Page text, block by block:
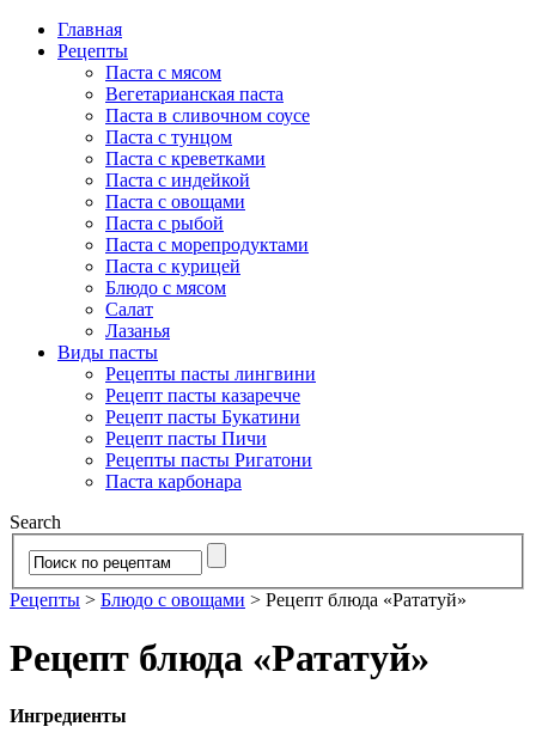
Главная
Рецепты
Паста с мясом
Вегетарианская паста
Паста в сливочном соусе
Паста с тунцом
Паста с креветками
Паста с индейкой
Паста с овощами
Паста с рыбой
Паста с морепродуктами
Паста с курицей
Блюдо с мясом
Салат
Лазанья
Виды пасты
Рецепты пасты лингвини
Рецепт пасты казаречче
Рецепт пасты Букатини
Рецепт пасты Пичи
Рецепты пасты Ригатони
Паста карбонара
Search
Рецепты > Блюдо с овощами > Рецепт блюда «Рататуй»
Рецепт блюда «Рататуй»
Ингредиенты